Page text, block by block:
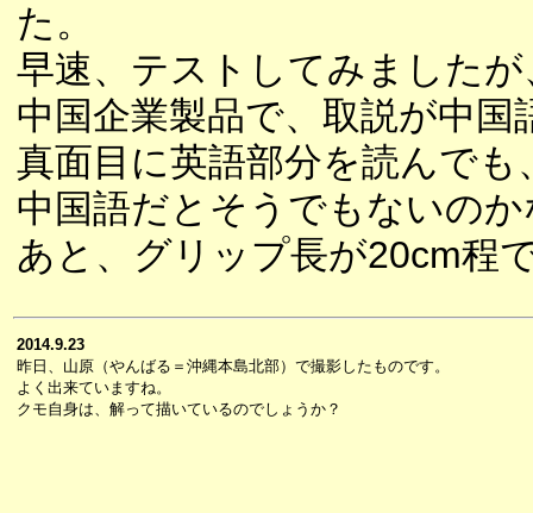
た。
早速、テストしてみました
中国企業製品で、取説が中
真面目に英語部分を読んで
中国語だとそうでもないのか
あと、グリップ長が20cm程
2014.9.23
昨日、山原（やんばる＝沖縄本島北部）で撮影したものです。
よく出来ていますね。
クモ自身は、解って描いているのでしょうか？